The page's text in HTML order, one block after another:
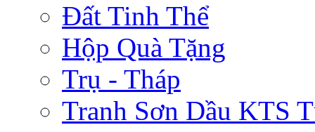
Đất Tinh Thể
Hộp Quà Tặng
Trụ - Tháp
Tranh Sơn Dầu KTS